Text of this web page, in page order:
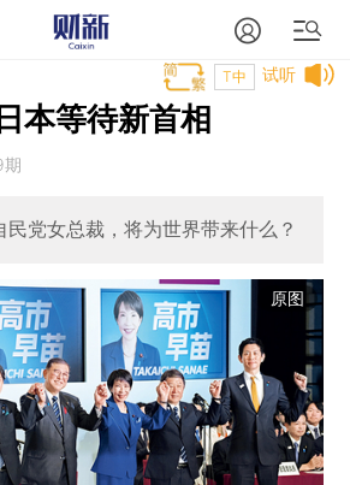
试听
T中
本等待新首相
民党女总裁，将为世界带来什么？
原图